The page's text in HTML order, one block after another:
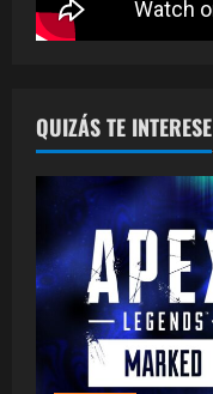
QUIZÁS TE INTERESE